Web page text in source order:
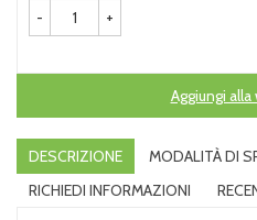
- +
Aggiungi
DESCRIZIONE
MODALITÀ DI
RICHIEDI INFORMAZIONI